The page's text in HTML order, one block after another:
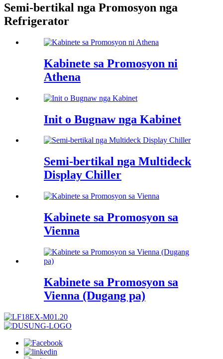
Semi-bertikal nga Promosyon nga
Refrigerator
Kabinete sa Promosyon ni
Athena
Init o Bugnaw nga Kabinet
Semi-bertikal nga Multideck
Display Chiller
Kabinete sa Promosyon sa
Vienna
Kabinete sa Promosyon sa
Vienna (Dugang pa)